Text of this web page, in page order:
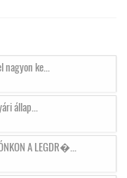
nagyon ke...
állap...
A LEGDR�...